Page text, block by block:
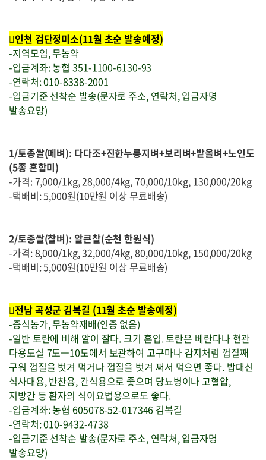
인천 검단정미소(11월 초순 발송예정)
-지역모임, 무농약
-입금계좌: 농협 351-1100-6130-93
-연락처: 010-8338-2001
-입금기준 선착순 발송(문자로 주소, 연락처, 입금자명
발송요망)
1/토종쌀(메벼): 다다조+진한누룽지벼+보리벼+밭올벼+노인도
(5종 혼합미)
-가격: 7,000/1kg, 28,000/4kg, 70,000/10kg, 130,000/20kg
-택배비: 5,000원(10만원 이상 무료배송)
2/토종쌀(찰벼): 알큰찰(순천 한원식)
-가격: 8,000/1kg, 32,000/4kg, 80,000/10kg, 150,000/20kg
-택배비: 5,000원(10만원 이상 무료배송)
전남 곡성군 김복길 (11월 초순 발송예정)
-증식농가, 무농약재배(인증 없음)
-일반 토란에 비해 알이 잘다. 크기 혼입. 토란은 베란다나 현관
다용도실 7도ㅡ10도에서 보관하여 고구마나 감지처럼 껍질째
구워 껍질을 벗겨 먹거나 껍질을 벗겨 쩌서 먹으면 좋다. 밥대신
식사대용, 반찬용, 간식용으로 좋으며 당뇨병이나 고혈압,
지방간 등 환자의 식이요법용으로도 좋다.
-입금계좌: 농협 605078-52-017346 김복길
-연락처: 010-9432-4738
-입금기준 선착순 발송(문자로 주소, 연락처, 입금자명
발송요망)